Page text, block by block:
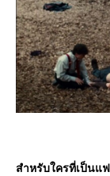
สำหรับใครที่เป็นแ